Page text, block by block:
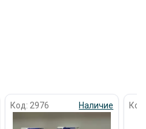
Код: 2976 Наличие